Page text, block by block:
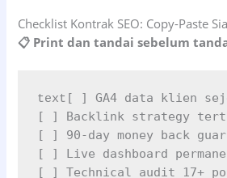
Checklist Kontrak SEO: Copy-Paste
📋 Print dan tandai sebelum
text [ ] GA4 data klien
[ ] Backlink strategy
[ ] 90-day money back
[ ] Live dashboard
[ ] Technical audit 17+